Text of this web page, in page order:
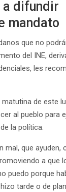
a difundir
mandato
que no
del INE,
les
de este
al pueblo para
la política.
mal, que ayuden,
a que
puedo porque
tarde o de